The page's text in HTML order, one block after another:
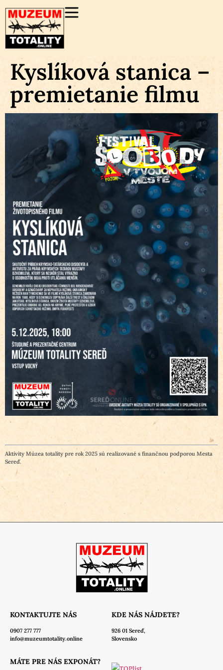
Kyslíková stanica –
premietanie filmu
Aktivity Múzea totality pre rok 2025 sú realizované s finančnou podporou Mesta
Sereď.
KONTAKTUJTE NÁS
0907 277 777
info@muzeumtotality.online
KDE NÁS NÁJDETE?
926 01 Sereď,
Slovensko
MÁTE PRE NÁS EXPONÁT?